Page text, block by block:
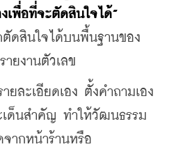
เพื่อที่จะตัดสินใจได้”
ดสินใจได้บนพื้นฐานของ
ายงานตัวเลข
ละเอียดเอง ตั้งคำถามเอง
เด็นสำคัญ ทำให้วัฒนธรรม
ากหน้าร้านหรือ